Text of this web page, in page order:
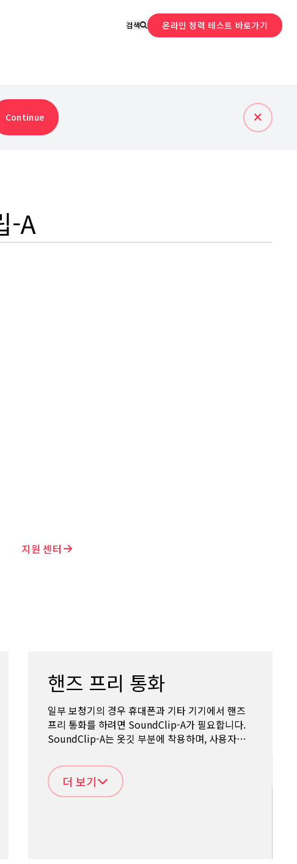
검색 온라인 청력 테스트 바로가기
Continue
-A
지원 센터
핸즈 프리 통화
일부 보청기의 경우 휴대폰과 기타 기기에서 핸즈
프리 통화를 하려면 SoundClip-A가 필요합니다.
SoundClip-A는 옷깃 부분에 착용하며, 사용자의
더 보기